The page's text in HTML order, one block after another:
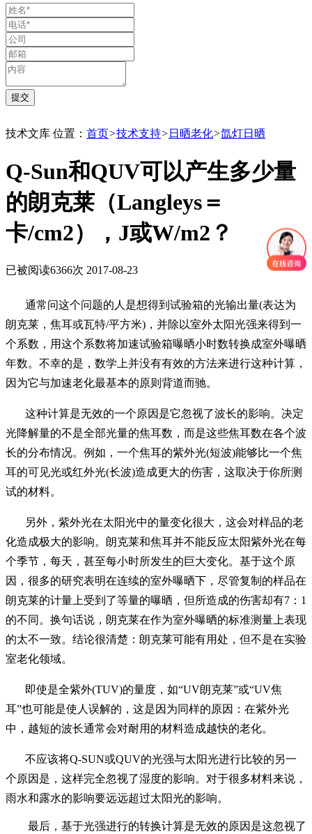
技术文库 位置： 首页>技术支持> 日晒老化>氙灯日晒
Q-Sun和QUV可以产生多少量
的朗克莱（Langleys＝
卡/cm2），J或W/m2？
已被阅读6366次 2017-08-23
通常问这个问题的人是想得到试验箱的光输出量(表达为
朗克莱，焦耳或瓦特/平方米)，并除以室外太阳光强来得到一
个系数，用这个系数将加速试验箱曝晒小时数转换成室外曝晒
年数。不幸的是，数学上并没有有效的方法来进行这种计算，
因为它与加速老化最基本的原则背道而驰。
这种计算是无效的一个原因是它忽视了波长的影响。决定
光降解量的不是全部光量的焦耳数，而是这些焦耳数在各个波
长的分布情况。例如，一个焦耳的紫外光(短波)能够比一个焦
耳的可见光或红外光(长波)造成更大的伤害，这取决于你所测
试的材料。
另外，紫外光在太阳光中的量变化很大，这会对样品的老
化造成极大的影响。朗克莱和焦耳并不能反应太阳紫外光在每
个季节，每天，甚至每小时所发生的巨大变化。基于这个原
因，很多的研究表明在连续的室外曝晒下，尽管复制的样品在
朗克莱的计量上受到了等量的曝晒，但所造成的伤害却有7：1
的不同。换句话说，朗克莱在作为室外曝晒的标准测量上表现
的太不一致。结论很清楚：朗克莱可能有用处，但不是在实验
室老化领域。
即使是全紫外(TUV)的量度，如“UV朗克莱”或“UV焦
耳”也可能是使人误解的，这是因为同样的原因：在紫外光
中，越短的波长通常会对耐用的材料造成越快的老化。
不应该将Q-SUN或QUV的光强与太阳光进行比较的另一
个原因是，这样完全忽视了湿度的影响。对于很多材料来说，
雨水和露水的影响要远远超过太阳光的影响。
最后，基于光强进行的转换计算是无效的原因是这忽视了